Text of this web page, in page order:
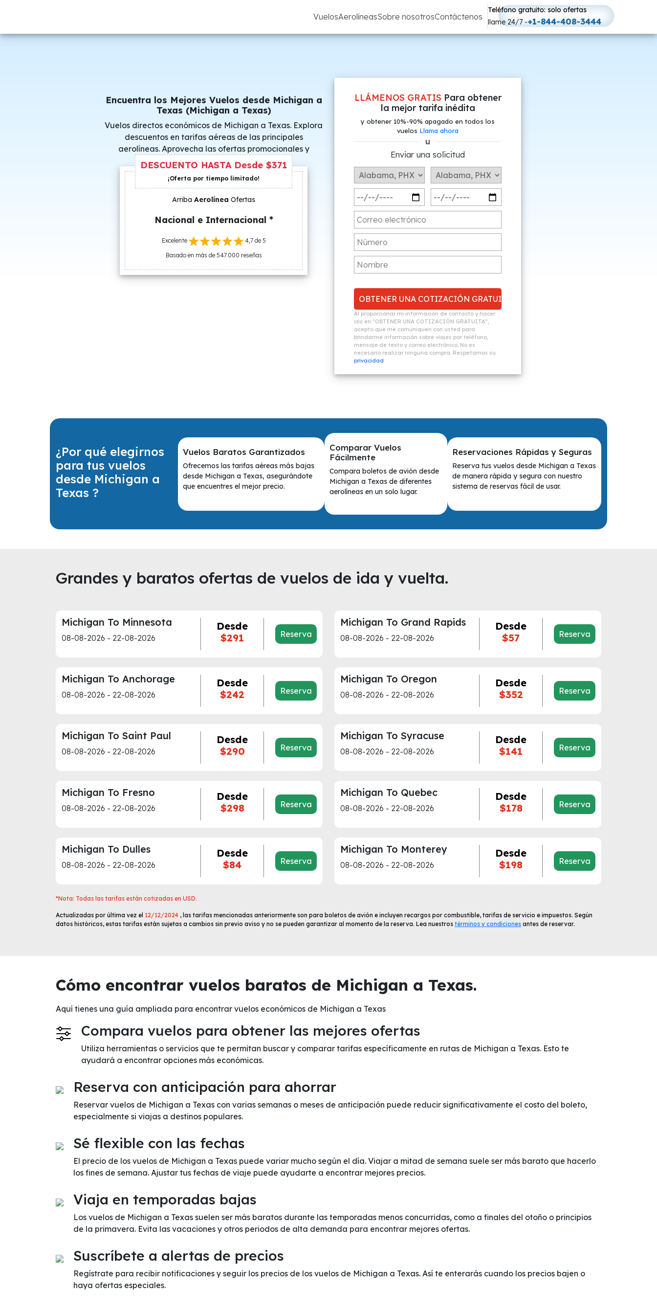
VuelosAerolíneasSobre nosotrosContáctenos
Teléfono gratuito: solo ofertas
llame 24/7 -+1-844-408-3444
Encuentra los Mejores Vuelos desde Michigan a
Texas (Michigan a Texas)
Vuelos directos económicos de Michigan a Texas. Explora
descuentos en tarifas aéreas de las principales
aerolíneas. Aprovecha las ofertas promocionales y
consigue precios especiales.
DESCUENTO HASTA Desde $371
¡Oferta por tiempo limitado!
Arriba Aerolínea Ofertas
Nacional e Internacional *
Excelente
4,7 de 5
Basado en más de 547.000 reseñas
LLÁMENOS GRATIS Para obtener
la mejor tarifa inédita
y obtener 10%-90% apagado en todos los
vuelos Llama ahora
u
Enviar una solicitud
Al proporcionar mi información de contacto y hacer
clic en "OBTENER UNA COTIZACIÓN GRATUITA",
acepto que me comuniquen con usted para
brindarme información sobre viajes por teléfono,
mensaje de texto y correo electrónico. No es
necesario realizar ninguna compra. Respetamos su
privacidad
¿Por qué elegirnos
para tus vuelos
desde Michigan a
Texas ?
Vuelos Baratos Garantizados
Ofrecemos las tarifas aéreas más bajas
desde Michigan a Texas, asegurándote
que encuentres el mejor precio.
Comparar Vuelos
Fácilmente
Compara boletos de avión desde
Michigan a Texas de diferentes
aerolíneas en un solo lugar.
Reservaciones Rápidas y Seguras
Reserva tus vuelos desde Michigan a Texas
de manera rápida y segura con nuestro
sistema de reservas fácil de usar.
Grandes y baratos ofertas de vuelos de ida y vuelta.
Michigan To Minnesota
08-08-2026 - 22-08-2026
Desde
$291
Reserva
Michigan To Grand Rapids
08-08-2026 - 22-08-2026
Desde
$57
Reserva
Michigan To Anchorage
08-08-2026 - 22-08-2026
Desde
$242
Reserva
Michigan To Oregon
08-08-2026 - 22-08-2026
Desde
$352
Reserva
Michigan To Saint Paul
08-08-2026 - 22-08-2026
Desde
$290
Reserva
Michigan To Syracuse
08-08-2026 - 22-08-2026
Desde
$141
Reserva
Michigan To Fresno
08-08-2026 - 22-08-2026
Desde
$298
Reserva
Michigan To Quebec
08-08-2026 - 22-08-2026
Desde
$178
Reserva
Michigan To Dulles
08-08-2026 - 22-08-2026
Desde
$84
Reserva
Michigan To Monterey
08-08-2026 - 22-08-2026
Desde
$198
Reserva
*Nota: Todas las tarifas están cotizadas en USD.
Actualizadas por última vez el 12/12/2024 , las tarifas mencionadas anteriormente son para boletos de avión e incluyen recargos por combustible, tarifas de servicio e impuestos. Según
datos históricos, estas tarifas están sujetas a cambios sin previo aviso y no se pueden garantizar al momento de la reserva. Lea nuestros términos y condiciones antes de reservar.
Cómo encontrar vuelos baratos de Michigan a Texas.
Aquí tienes una guía ampliada para encontrar vuelos económicos de Michigan a Texas
Compara vuelos para obtener las mejores ofertas
Utiliza herramientas o servicios que te permitan buscar y comparar tarifas específicamente en rutas de Michigan a Texas. Esto te
ayudará a encontrar opciones más económicas.
Reserva con anticipación para ahorrar
Reservar vuelos de Michigan a Texas con varias semanas o meses de anticipación puede reducir significativamente el costo del boleto,
especialmente si viajas a destinos populares.
Sé flexible con las fechas
El precio de los vuelos de Michigan a Texas puede variar mucho según el día. Viajar a mitad de semana suele ser más barato que hacerlo
los fines de semana. Ajustar tus fechas de viaje puede ayudarte a encontrar mejores precios.
Viaja en temporadas bajas
Los vuelos de Michigan a Texas suelen ser más baratos durante las temporadas menos concurridas, como a finales del otoño o principios
de la primavera. Evita las vacaciones y otros periodos de alta demanda para encontrar mejores ofertas.
Suscríbete a alertas de precios
Regístrate para recibir notificaciones y seguir los precios de los vuelos de Michigan a Texas. Así te enterarás cuando los precios bajen o
haya ofertas especiales.